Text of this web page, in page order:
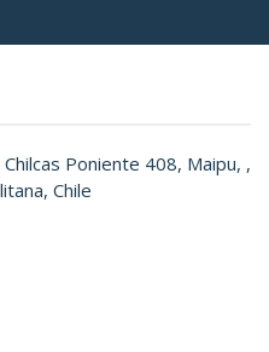
Poniente 408, Maipu, ,
Chile